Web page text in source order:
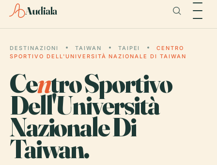
Audiala
DESTINAZIONI TAIWAN TAIPEI
CENTRO
SPORTIVO DELL'UNIVERSITÀ NAZIONALE DI TAIWAN
Centro Sportivo
Dell'Università
Nazionale Di
Taiwan.